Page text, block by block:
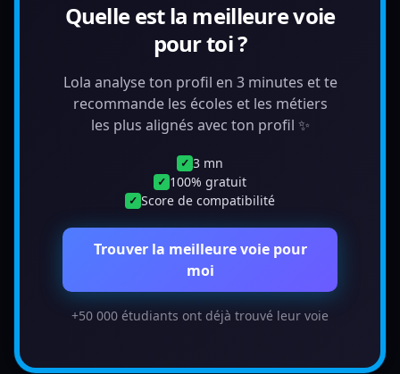
Quelle est la meilleure voie
pour toi ?
Lola analyse ton profil en 3 minutes et te
recommande les écoles et les métiers
les plus alignés avec ton profil ✨
✓ 3 mn
✓ 100% gratuit
✓ Score de compatibilité
Trouver la meilleure voie pour
moi
+50 000 étudiants ont déjà trouvé leur voie